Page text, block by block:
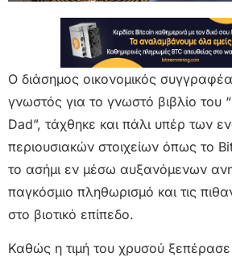
Ο διάσημος οικονομικός
γνωστός για το γνωστό βιβλίο του
Dad”, τάχθηκε και πάλι υπέρ των
περιουσιακών στοιχείων όπως το
το ασήμι εν μέσω αυξανόμενων
παγκόσμιο πληθωρισμό και τις
στο βιοτικό επίπεδο.
Καθώς η τιμή του χρυσού